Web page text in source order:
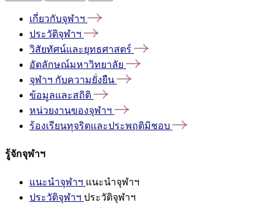
เกี่ยวกับจุฬาฯ
ประวัติจุฬาฯ
วิสัยทัศน์และยุทธศาสตร์
อัตลักษณ์มหาวิทยาลัย
จุฬาฯ กับความยั่งยืน
ข้อมูลและสถิติ
หน่วยงานของจุฬาฯ
ร้องเรียนทุจริตและประพฤติมิชอบ
รู้จักจุฬาฯ
แนะนำจุฬาฯ แนะนำจุฬาฯ
ประวัติจุฬาฯ ประวัติจุฬาฯ